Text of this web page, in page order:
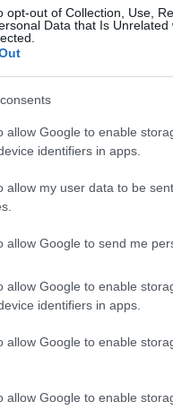
opt-out of Collection, Use,
Data that Is
allow Google to enable
identifiers in apps.
allow my user data to be
allow Google to send me
allow Google to enable
identifiers in apps.
allow Google to enable
allow Google to enable
especialmente nas
de confrontos
pelo assassinato de
de simbolismo
mãe de três filhos e
poesia, longe dos
o carro para
os agentes ou
tiro na cabeça ao tentar